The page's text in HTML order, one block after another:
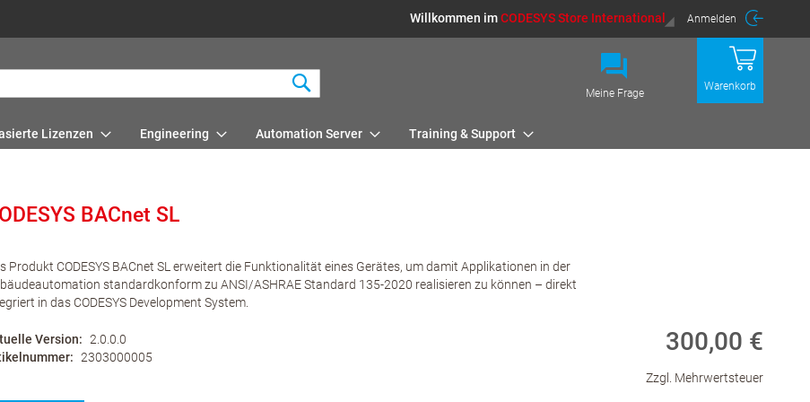
Willkommen imCODESYS Store International Anmelden
Warenkorb
Meine Frage
Lizenzen Engineering Automation Server Training & Support
BACnet SL
Produkt CODESYS BACnet SL erweitert die Funktionalität eines Gerätes, um damit Applikationen in der
standardkonform zu ANSI/ASHRAE Standard 135-2020 realisieren zu können – direkt
in das CODESYS Development System.
Version
2.0.0.0
2303000005
300,00 €
Zzgl. Mehrwertsteuer